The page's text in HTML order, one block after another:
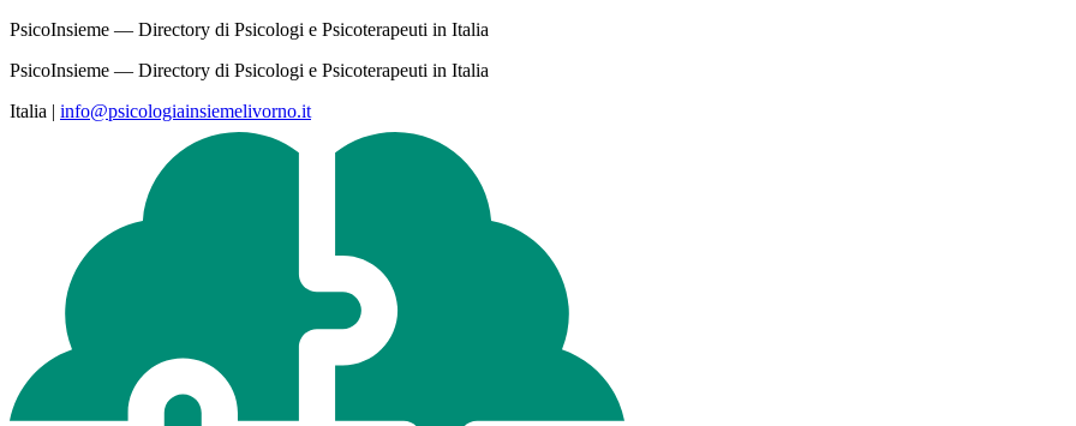
PsicoInsieme — Directory di Psicologi e Psicoterapeuti in Italia
PsicoInsieme — Directory di Psicologi e Psicoterapeuti in Italia
Italia | info@psicologiainsiemelivorno.it